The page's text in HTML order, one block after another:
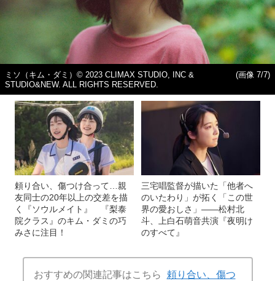
ミソ（キム・ダミ）© 2023 CLIMAX STUDIO, INC &
STUDIO&NEW. ALL RIGHTS RESERVED.
(画像 7/7)
頼り合い、傷つけ合って…親
友同士の20年以上の交差を描
く『ソウルメイト』 『梨泰
院クラス』のキム・ダミの巧
みさに注目！
三宅唱監督が描いた「他者へ
のいたわり」が拓く「この世
界の愛おしさ」――松村北
斗、上白石萌音共演『夜明け
のすべて』
おすすめの関連記事はこちら
頼り合い、傷つ